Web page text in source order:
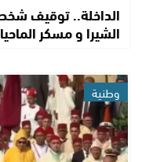
الشيرا و مسكر الماحيا
وطنية